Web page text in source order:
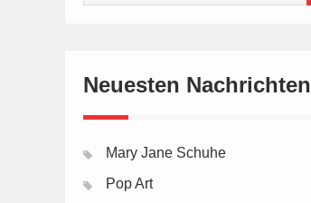
for:
Neuesten Nachrichten
Mary Jane Schuhe
Pop Art